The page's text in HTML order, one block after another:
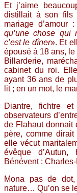
Et j’aime
distillait à son fils
mariage d’amour
qu’une chose qui
c’est le dîner». Et
épousé à 18 ans,
Billarderie,
cabinet du roi.
ayant 36 ans de
lit ; en un mot, le
Diantre, fichtre
observateurs
de Flahaut
père, comme
elle vécut
évêque d’Autun,
Bénévent :
Mona pas de
nature… Qu’on se